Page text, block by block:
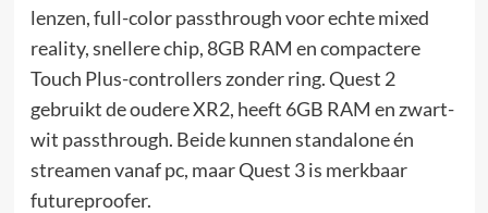
lenzen, full-color passthrough voor echte mixed
reality, snellere chip, 8GB RAM en compactere
Touch Plus-controllers zonder ring. Quest 2
gebruikt de oudere XR2, heeft 6GB RAM en zwart-
wit passthrough. Beide kunnen standalone én
streamen vanaf pc, maar Quest 3 is merkbaar
futureproofer.